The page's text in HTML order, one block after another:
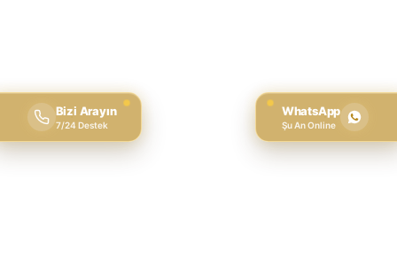
Bizi Arayın
7/24 Destek
WhatsApp
Şu An Online